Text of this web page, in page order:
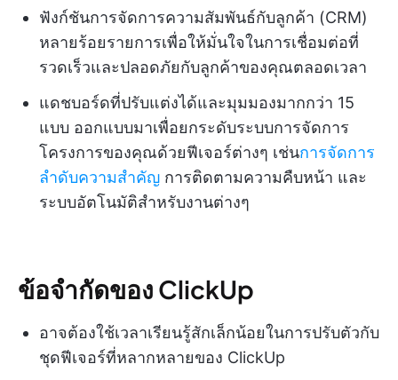
ฟังก์ชันการจัดการความสัมพันธ์กับลูกค้า (CRM)
หลายร้อยรายการเพื่อให้มั่นใจในการเชื่อมต่อที่
รวดเร็วและปลอดภัยกับลูกค้าของคุณตลอดเวลา
แดชบอร์ดที่ปรับแต่งได้และมุมมองมากกว่า 15
แบบ ออกแบบมาเพื่อยกระดับระบบการจัดการ
โครงการของคุณด้วยฟีเจอร์ต่างๆ เช่นการจัดการ
ลำดับความสำคัญ การติดตามความคืบหน้า และ
ระบบอัตโนมัติสำหรับงานต่างๆ
ข้อจำกัดของ ClickUp
อาจต้องใช้เวลาเรียนรู้สักเล็กน้อยในการปรับตัวกับ
ชุดฟีเจอร์ที่หลากหลายของ ClickUp